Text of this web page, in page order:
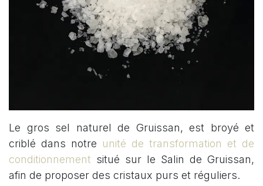
Le gros sel naturel de Gruissan, est broyé et
criblé dans notre unité de transformation et de
conditionnement situé sur le Salin de Gruissan,
afin de proposer des cristaux purs et réguliers.